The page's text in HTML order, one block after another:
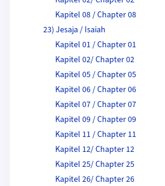
Kapitel 08 / Chapter 08
23) Jesaja / Isaiah
Kapitel 01 / Chapter 01
Kapitel 02/ Chapter 02
Kapitel 05 / Chapter 05
Kapitel 06 / Chapter 06
Kapitel 07 / Chapter 07
Kapitel 09 / Chapter 09
Kapitel 11 / Chapter 11
Kapitel 12/ Chapter 12
Kapitel 25/ Chapter 25
Kapitel 26/ Chapter 26